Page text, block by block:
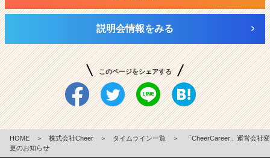
説明会情報をみる
このページをシェアする
HOME ＞ 株式会社Cheer ＞ タイムライン一覧 ＞
「CheerCareer」運営会社変
更のお知らせ